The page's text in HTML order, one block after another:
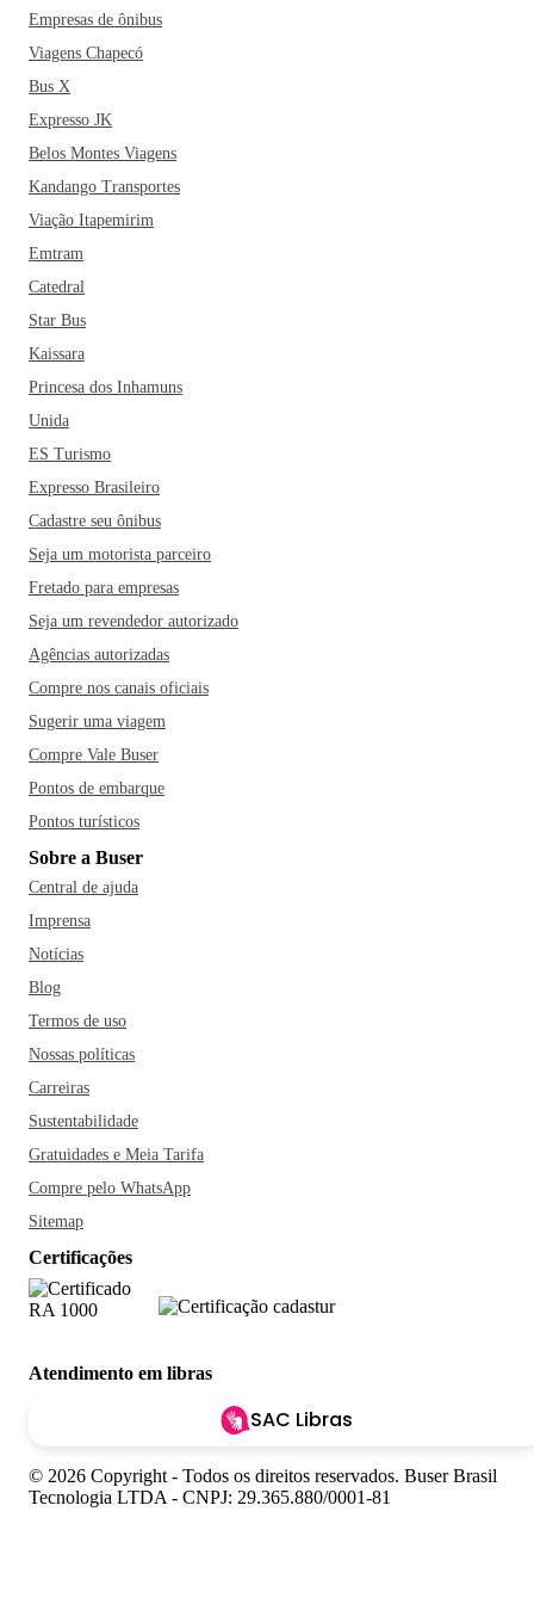
Empresas de ônibus
Viagens Chapecó
Bus X
Expresso JK
Belos Montes Viagens
Kandango Transportes
Viação Itapemirim
Emtram
Catedral
Star Bus
Kaissara
Princesa dos Inhamuns
Unida
ES Turismo
Expresso Brasileiro
Cadastre seu ônibus
Seja um motorista parceiro
Fretado para empresas
Seja um revendedor autorizado
Agências autorizadas
Compre nos canais oficiais
Sugerir uma viagem
Compre Vale Buser
Pontos de embarque
Pontos turísticos
Sobre a Buser
Central de ajuda
Imprensa
Notícias
Blog
Termos de uso
Nossas políticas
Carreiras
Sustentabilidade
Gratuidades e Meia Tarifa
Compre pelo WhatsApp
Sitemap
Certificações
Atendimento em libras
SAC Libras
© 2026 Copyright - Todos os direitos reservados. Buser Brasil
Tecnologia LTDA - CNPJ: 29.365.880/0001-81